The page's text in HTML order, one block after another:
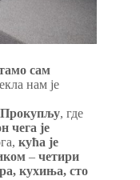
сам
нам је
Прокупљу, где
чега је
кућа је
– четири
кухиња, сто